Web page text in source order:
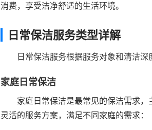
消费，享受洁净舒适的生活环境。
日常保洁服务类型详解
日常保洁服务根据服务对象和清洁深
家庭日常保洁
家庭日常保洁是最常见的保洁需求
灵活的服务方案，满足不同家庭的需求：